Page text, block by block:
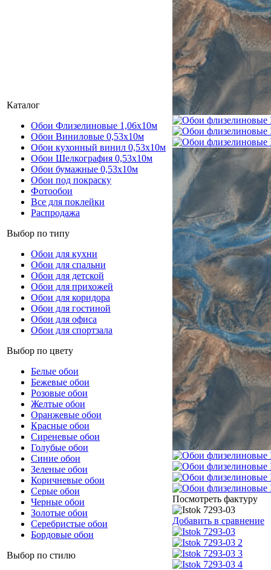
Каталог
Обои Флизелиновые 1,06х10м
Обои Виниловые 0,53х10м
Обои кухонный винил 0,53х10м
Обои Шелкография 0,53x10м
Обои бумажные 0,53х10м
Обои под покраску
Фотообои
Все для поклейки
Распродажа
Выбор по типу
Обои для кухни
Обои для спальни
Обои для детской
Обои для прихожей
Обои для коридора
Обои для гостиной
Обои для офиса
Обои для спортзала
Выбор по цвету
Белые обои
Бежевые обои
Розовые обои
Желтые обои
Оранжевые обои
Красные обои
Сиреневые обои
Голубые обои
Синие обои
Зеленые обои
Коричневые обои
Серые обои
Черные обои
Золотые обои
Серебристые обои
Бордовые обои
Выбор по стилю
Посмотреть фактуру
Добавить в сравнение